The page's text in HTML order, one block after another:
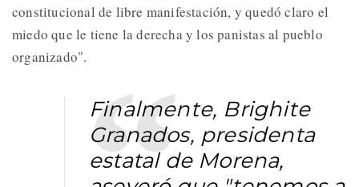
constitucional de libre manifestación, y quedó claro el
miedo que le tiene la derecha y los panistas al pueblo
organizado".
Finalmente, Brighite
Granados, presidenta
estatal de Morena,